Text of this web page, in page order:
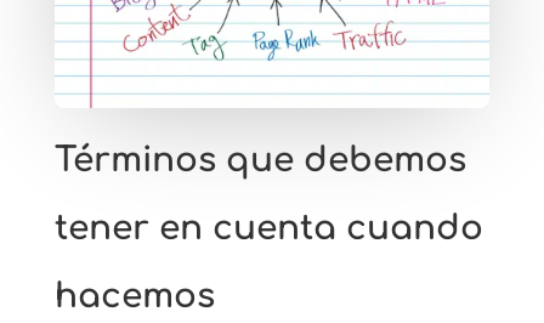
Términos que debemos
tener en cuenta cuando
hacemos